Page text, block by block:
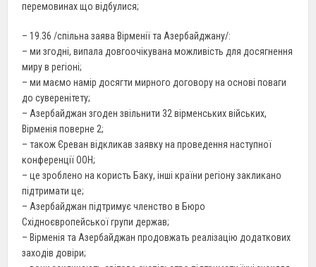
перемовинах що відбулися;
– 19.36 /спільна заява Вірменії та Азербайджану/:
– ми згодні, випала довгоочікувана можливість для досягнення
миру в регіоні;
– ми маємо намір досягти мирного договору на основі поваги
до суверенітету;
– Азербайджан згоден звільнити 32 вірменських війських,
Вірменія поверне 2;
– також Єреван відкликав заявку на проведення наступної
конференції ООН;
– це зроблено на користь Баку, інші країни регіону закликано
підтримати це;
– Азербайджан підтримує членство в Бюро
Східноєвропейської групи держав;
– Вірменія та Азербайджан продовжать реалізацію додаткових
заходів довіри;